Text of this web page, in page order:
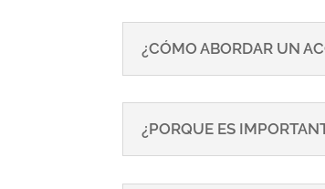
¿CÓMO ABORDAR UN
¿PORQUE ES